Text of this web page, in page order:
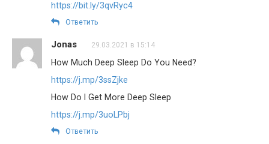
https://bit.ly/3qvRyc4
Ответить
Jonas 29.03.2021 в 15:14
How Much Deep Sleep Do You Need?
https://j.mp/3ssZjke
How Do I Get More Deep Sleep
https://j.mp/3uoLPbj
Ответить